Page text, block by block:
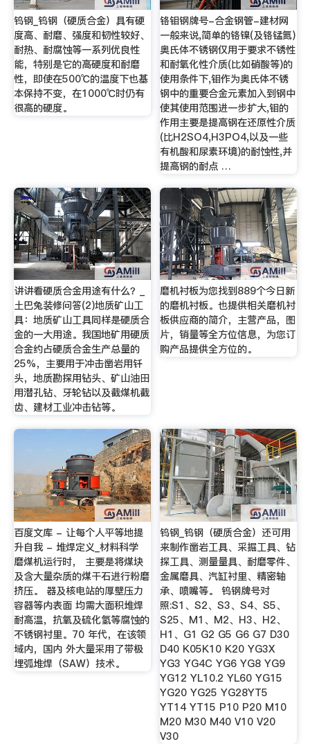
钨钢_钨钢（硬质合金）具有硬
度高、耐磨、强度和韧性较好、
耐热、耐腐蚀等一系列优良性
能，特别是它的高硬度和耐磨
性，即使在500℃的温度下也基
本保持不变，在1000℃时仍有
很高的硬度。
铬钼钢牌号-合金钢管-建材网
一般来说,简单的铬镍(及铬锰氮)
奥氏体不锈钢仅用于要求不锈性
和耐氧化性介质(比如硝酸等)的
使用条件下,钼作为奥氏体不锈
钢中的重要合金元素加入到钢中
使其使用范围进一步扩大,钼的
作用主要是提高钢在还原性介质
(比H2SO4,H3PO4,以及一些
有机酸和尿素环境)的耐蚀性,并
提高钢的耐点 …
讲讲看硬质合金用途有什么？_
土巴兔装修问答(2)地质矿山工
具：地质矿山工具同样是硬质合
金的一大用途。我国地矿用硬质
合金约占硬质合金生产总量的
25%，主要用于冲击凿岩用钎
头，地质勘探用钻头、矿山油田
用潜孔钻、牙轮钻以及截煤机截
齿、建材工业冲击钻等。
磨机衬板为您找到889个今日新
的磨机衬板。也提供相关磨机衬
板供应商的简介，主营产品，图
片，销量等全方位信息，为您订
购产品提供全方位的。
百度文库 - 让每个人平等地提
升自我 - 堆焊定义_材料科学
磨煤机运行时， 主要是将煤块
及含大量杂质的煤干石进行粉磨
挤压。 器及核电站的厚壁压力
容器等内表面 均需大面积堆焊
耐高温，抗氧及硫化氢等腐蚀的
不锈钢衬里。70 年代，在该领
域内，国内 外大量采用了带极
埋弧堆焊（SAW）技术。
钨钢_钨钢（硬质合金）还可用
来制作凿岩工具、采掘工具、钻
探工具、测量量具、耐磨零件、
金属磨具、汽缸衬里、精密轴
承、喷嘴等。 钨钢牌号对
照:S1、S2、S3、S4、S5、
S25、M1、M2、H3、H2、
H1、G1 G2 G5 G6 G7 D30
D40 K05K10 K20 YG3X
YG3 YG4C YG6 YG8 YG9
YG12 YL10.2 YL60 YG15
YG20 YG25 YG28YT5
YT14 YT15 P10 P20 M10
M20 M30 M40 V10 V20
V30